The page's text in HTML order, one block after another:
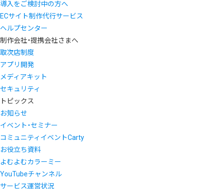
導入をご検討中の方へ
ECサイト制作代行サービス
ヘルプセンター
制作会社・提携会社さまへ
取次店制度
アプリ開発
メディアキット
セキュリティ
トピックス
お知らせ
イベント・セミナー
コミュニティイベントCarty
お役立ち資料
よむよむカラーミー
YouTubeチャンネル
サービス運営状況